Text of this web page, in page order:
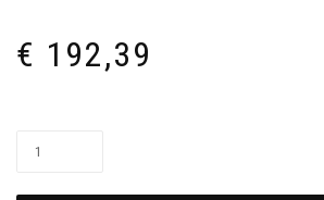
€ 192,39